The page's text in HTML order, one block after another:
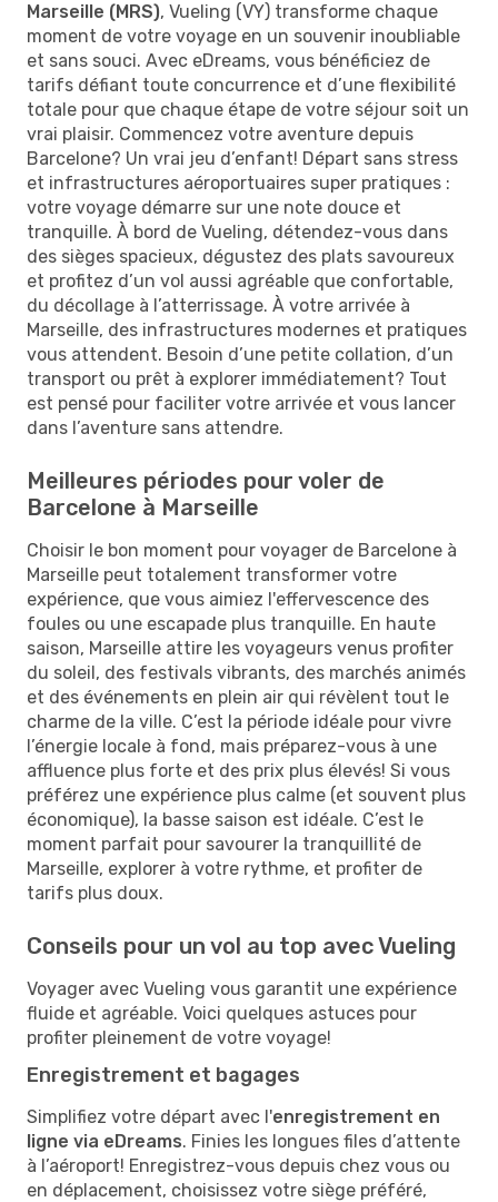
Marseille (MRS), Vueling (VY) transforme chaque
moment de votre voyage en un souvenir inoubliable
et sans souci. Avec eDreams, vous bénéficiez de
tarifs défiant toute concurrence et d’une flexibilité
totale pour que chaque étape de votre séjour soit un
vrai plaisir. Commencez votre aventure depuis
Barcelone? Un vrai jeu d’enfant! Départ sans stress
et infrastructures aéroportuaires super pratiques :
votre voyage démarre sur une note douce et
tranquille. À bord de Vueling, détendez-vous dans
des sièges spacieux, dégustez des plats savoureux
et profitez d’un vol aussi agréable que confortable,
du décollage à l’atterrissage. À votre arrivée à
Marseille, des infrastructures modernes et pratiques
vous attendent. Besoin d’une petite collation, d’un
transport ou prêt à explorer immédiatement? Tout
est pensé pour faciliter votre arrivée et vous lancer
dans l’aventure sans attendre.
Meilleures périodes pour voler de
Barcelone à Marseille
Choisir le bon moment pour voyager de Barcelone à
Marseille peut totalement transformer votre
expérience, que vous aimiez l'effervescence des
foules ou une escapade plus tranquille. En haute
saison, Marseille attire les voyageurs venus profiter
du soleil, des festivals vibrants, des marchés animés
et des événements en plein air qui révèlent tout le
charme de la ville. C’est la période idéale pour vivre
l’énergie locale à fond, mais préparez-vous à une
affluence plus forte et des prix plus élevés! Si vous
préférez une expérience plus calme (et souvent plus
économique), la basse saison est idéale. C’est le
moment parfait pour savourer la tranquillité de
Marseille, explorer à votre rythme, et profiter de
tarifs plus doux.
Conseils pour un vol au top avec Vueling
Voyager avec Vueling vous garantit une expérience
fluide et agréable. Voici quelques astuces pour
profiter pleinement de votre voyage!
Enregistrement et bagages
Simplifiez votre départ avec l'enregistrement en
ligne via eDreams. Finies les longues files d’attente
à l’aéroport! Enregistrez-vous depuis chez vous ou
en déplacement, choisissez votre siège préféré,